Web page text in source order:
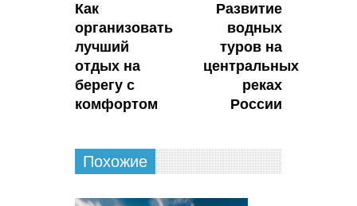
Как
организовать
лучший
отдых на
берегу с
комфортом
Развитие
водных
туров на
центральных
реках
России
Похожие